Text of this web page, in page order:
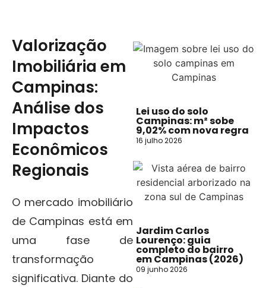
Valorização
Imobiliária em
Campinas:
Análise dos
Impactos
Econômicos
Regionais
O mercado imobiliário
de Campinas está em
uma fase de
transformação
significativa. Diante do
Lei uso do solo
Campinas: m² sobe
9,02% com nova regra
16 julho 2026
Jardim Carlos
Lourenço: guia
completo do bairro
em Campinas (2026)
09 junho 2026